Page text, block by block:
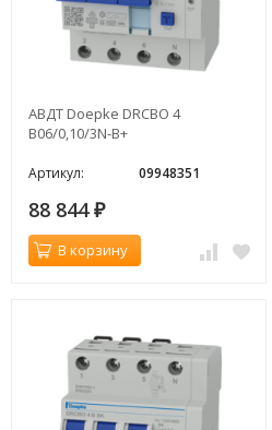
АВДТ Doepke DRCBO 4
B06/0,10/3N-B+
Артикул: 09948351
88 844 ₽
В корзину